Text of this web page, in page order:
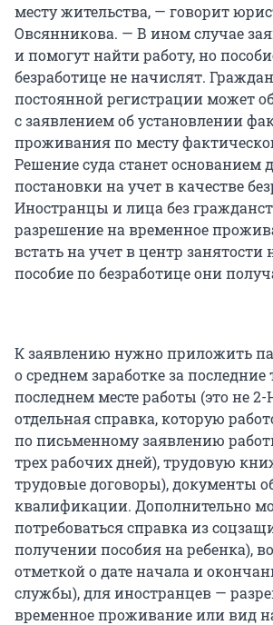
месту жительства, — говорит
Овсянникова. — В ином случае
и помогут найти работу, но
безработице не начислят.
постоянной регистрации может
с заявлением об установлении
проживания по месту
Решение суда станет основанием
постановки на учет в качестве
Иностранцы и лица без
разрешение на временное
встать на учет в центр занятости
пособие по безработице они
К заявлению нужно приложить
о среднем заработке за
последнем месте работы (это не
отдельная справка, которую
по письменному заявлению
трех рабочих дней), трудовую
трудовые договоры), документы
квалификации. Дополнительно
потребоваться справка из
получении пособия на ребенка),
отметкой о дате начала и
службы), для иностранцев —
временное проживание или вид